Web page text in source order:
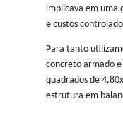
implicava em uma
e custos
Para tanto
concreto armado
quadrados de
estrutura em